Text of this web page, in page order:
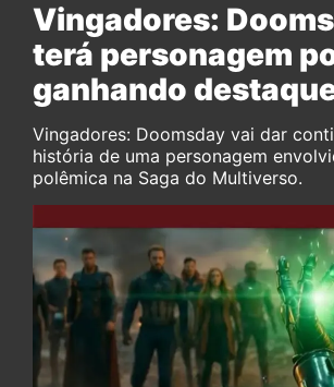
Vingadores:
terá personagem
ganhando
Vingadores: Doomsday vai dar
história de uma personagem
polêmica na Saga do Multiverso.